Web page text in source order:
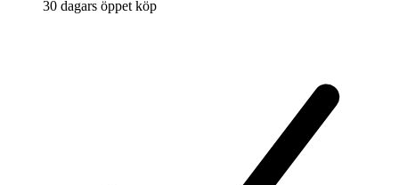
30 dagars öppet köp